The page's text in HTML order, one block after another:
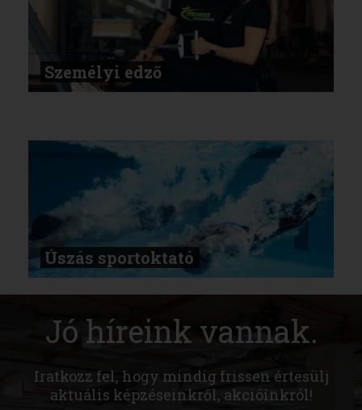
Személyi edző
Úszás sportoktató
Jó híreink vannak.
Iratkozz fel, hogy mindig frissen értesülj
aktuális képzéseinkről, akcióinkról!